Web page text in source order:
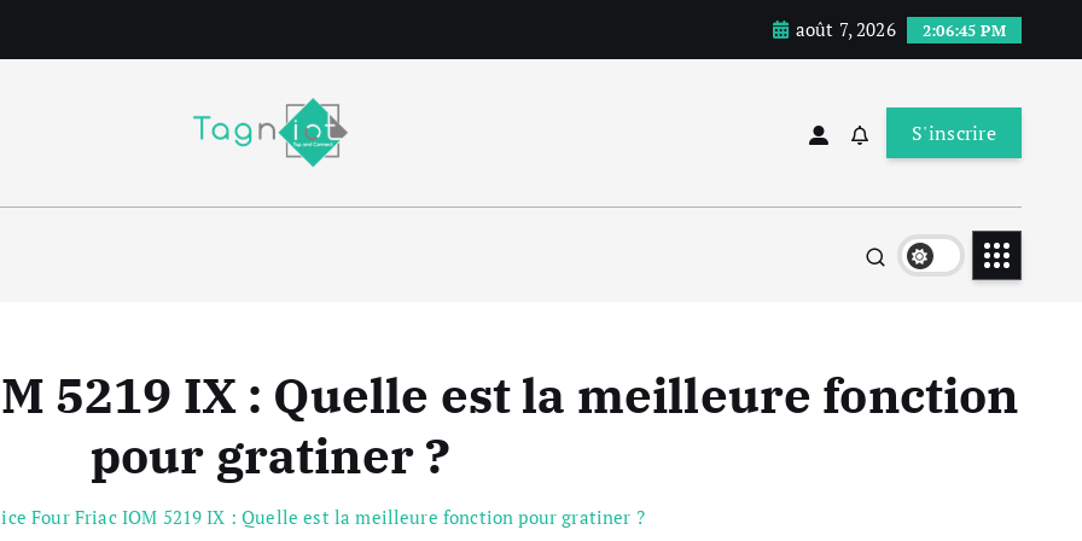
août 7, 2026 2:06:46 PM
S'inscrire
5219 IX : Quelle est la meilleure fonction
pour gratiner ?
Four Friac IOM 5219 IX : Quelle est la meilleure fonction pour gratiner ?